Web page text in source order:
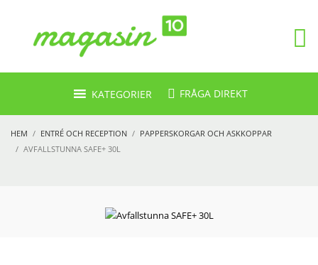
KATEGORIER FRÅGA DIREKT
HEM ENTRÉ OCH RECEPTION
PAPPERSKORGAR OCH ASKKOPPAR
AVFALLSTUNNA SAFE+ 30L